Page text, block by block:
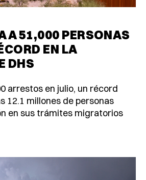
A 51,000 PERSONAS
EN LA
DHS
arrestos en julio, un récord
12.1 millones de personas
en sus trámites migratorios